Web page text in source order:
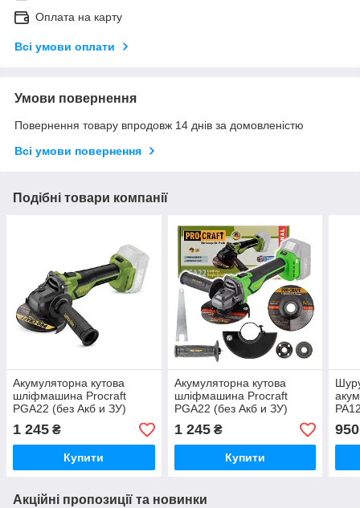
Оплата на карту
Всі умови оплати
Умови повернення
Повернення товару впродовж 14 днів за домовленістю
Всі умови повернення
Подібні товари компанії
Акумуляторна кутова
шліфмашина Procraft
PGA22 (без Акб и ЗУ)
Німеччина з
регулюванням обертів
безщіткова
1 245 ₴
Купити
Акумуляторна кутова
шліфмашина Procraft
PGA22 (без Акб и ЗУ)
Німеччина з
регулюванням обертів
безщіткова
1 245₴
Купити
з
950
Акційні пропозиції та новинки